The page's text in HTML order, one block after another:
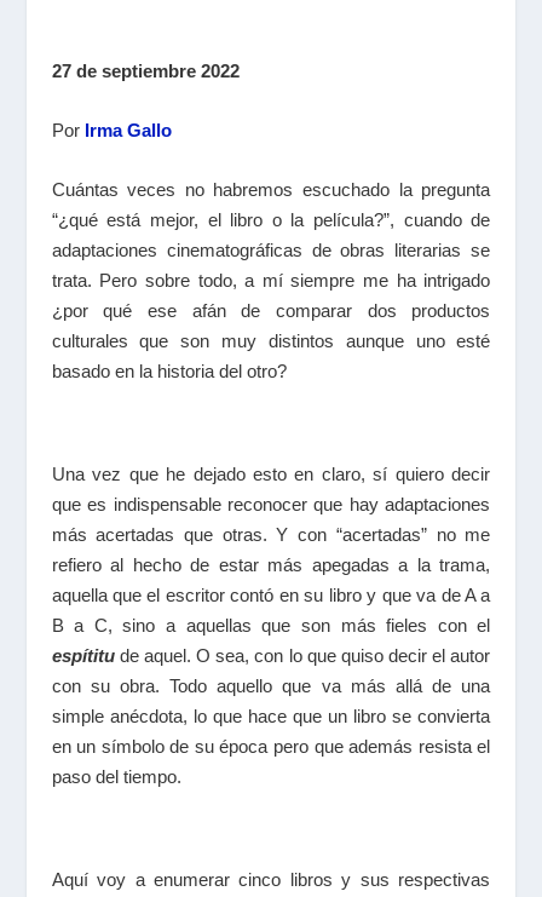
27 de septiembre 2022
Por Irma Gallo
Cuántas veces no habremos escuchado la pregunta
“¿qué está mejor, el libro o la película?”, cuando de
adaptaciones cinematográficas de obras literarias se
trata. Pero sobre todo, a mí siempre me ha intrigado
¿por qué ese afán de comparar dos productos
culturales que son muy distintos aunque uno esté
basado en la historia del otro?
Una vez que he dejado esto en claro, sí quiero decir
que es indispensable reconocer que hay adaptaciones
más acertadas que otras. Y con “acertadas” no me
refiero al hecho de estar más apegadas a la trama,
aquella que el escritor contó en su libro y que va de A a
B a C, sino a aquellas que son más fieles con el
espítitude aquel. O sea, con lo que quiso decir el autor
con su obra. Todo aquello que va más allá de una
simple anécdota, lo que hace que un libro se convierta
en un símbolo de su época pero que además resista el
paso del tiempo.
Aquí voy a enumerar cinco libros y sus respectivas